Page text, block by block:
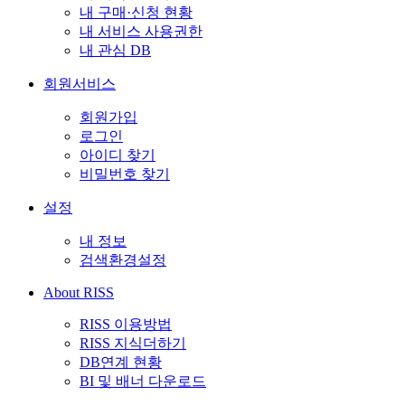
내 구매·신청 현황
내 서비스 사용권한
내 관심 DB
회원서비스
회원가입
로그인
아이디 찾기
비밀번호 찾기
설정
내 정보
검색환경설정
About RISS
RISS 이용방법
RISS 지식더하기
DB연계 현황
BI 및 배너 다운로드